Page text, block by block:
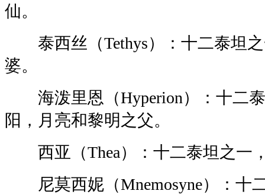
仙。
泰西丝（Tethys）：十二泰坦之
婆。
海泼里恩（Hyperion）：十二泰
阳，月亮和黎明之父。
西亚（Thea）：十二泰坦之一
尼莫西妮（Mnemosyne）：十